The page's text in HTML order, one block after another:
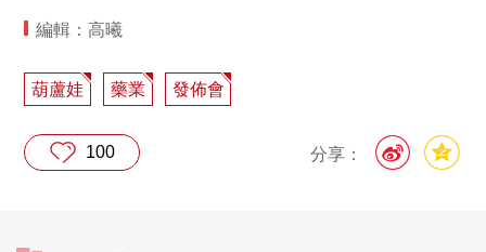
編輯：高曦
葫蘆娃 藥業 發佈會
分享：
100